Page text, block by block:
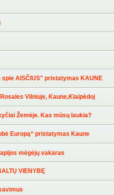
AISČIUS" pristatymas KAUNE
Vilniuje, Kaune,Klaipėdoj
Žemėje. Kas mūsų laukia?
Europą“ pristatymas Kaune
mėgėjų vakaras
VIENYBĘ